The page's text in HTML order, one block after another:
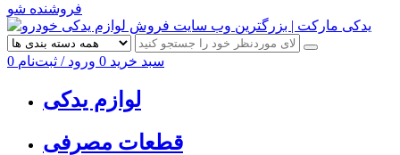
فروشنده شو
0 سبد خرید 0 ورود / ثبت‌نام
لوازم یدکی
قطعات مصرفی